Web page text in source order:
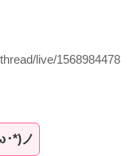
live/1568984478
･*)ノ